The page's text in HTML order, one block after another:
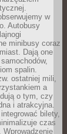
w
Autobusy
minibusy coraz
Dają one
spalin.
ostatniej mili,
a
o tym, czy
i atrakcyjna.
bilety,
czas